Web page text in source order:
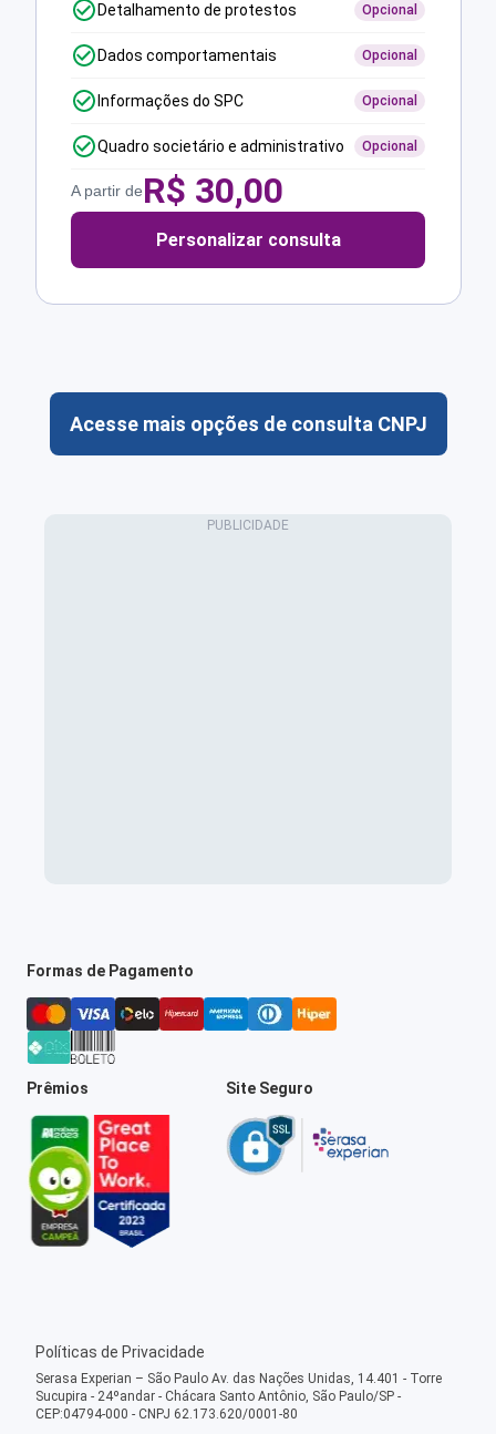
Detalhamento de protestos Opcional
Dados comportamentais Opcional
Informações do SPC Opcional
Quadro societário e administrativo Opcional
A partir deR$ 30,00
Personalizar consulta
Acesse mais opções de consulta CNPJ
Formas de Pagamento
Prêmios Site Seguro
Políticas de Privacidade
Serasa Experian – São Paulo Av. das Nações Unidas, 14.401 - Torre
Sucupira - 24ºandar - Chácara Santo Antônio, São Paulo/SP -
CEP:04794-000 - CNPJ 62.173.620/0001-80